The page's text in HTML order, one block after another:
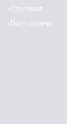
› Столовая
› Пост охраны